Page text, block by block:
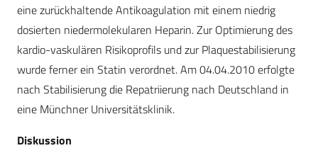
eine zurückhaltende Antikoagulation mit einem niedrig
dosierten niedermolekularen Heparin. Zur Optimierung des
kardio-vaskulären Risikoprofils und zur Plaquestabilisierung
wurde ferner ein Statin verordnet. Am 04.04.2010 erfolgte
nach Stabilisierung die Repatriierung nach Deutschland in
eine Münchner Universitätsklinik.
Diskussion